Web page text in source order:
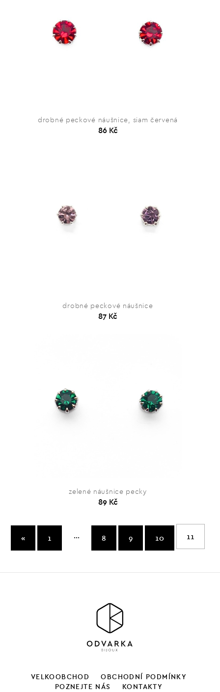
drobné peckové náušnice, siam červená
86 Kč
drobné peckové náušnice
87 Kč
zelené náušnice pecky
89 Kč
« 1 ... 8 9 10 11
VELKOOBCHOD
OBCHODNÍ PODMÍNKY
POZNEJTE NÁS
KONTAKTY